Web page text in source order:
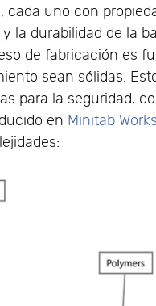
cada uno con
la durabilidad de la
de fabricación es
sean sólidas.
para la seguridad,
en Minitab